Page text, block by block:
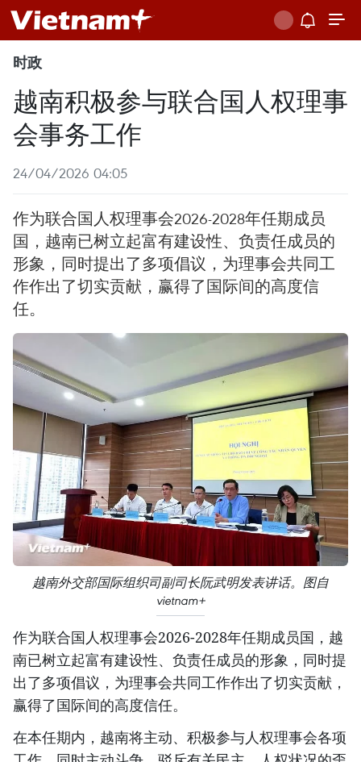
时政
越南积极参与联合国人权理事
会事务工作
24/04/2026 04:05
作为联合国人权理事会2026-2028年任期成员
国，越南已树立起富有建设性、负责任成员的
形象，同时提出了多项倡议，为理事会共同工
作作出了切实贡献，赢得了国际间的高度信
任。
越南外交部国际组织司副司长阮武明发表讲话。图自
vietnam+
作为联合国人权理事会2026-2028年任期成员国，越
南已树立起富有建设性、负责任成员的形象，同时提
出了多项倡议，为理事会共同工作作出了切实贡献，
赢得了国际间的高度信任。
在本任期内，越南将主动、积极参与人权理事会各项